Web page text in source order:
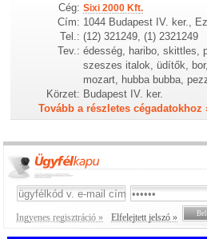
Cég: Sixi 2000 Kft.
Cím: 1044 Budapest IV. ker.,
Tel.: (12) 321249, (1) 2321249
Tev.: édesség, haribo, skittles,
szeszes italok, üdítők,
mozart, hubba bubba,
Körzet: Budapest IV. ker.
Tovább a részletes cégadatokhoz
Ingyenes regisztráció » Elfelejtett jelszó »